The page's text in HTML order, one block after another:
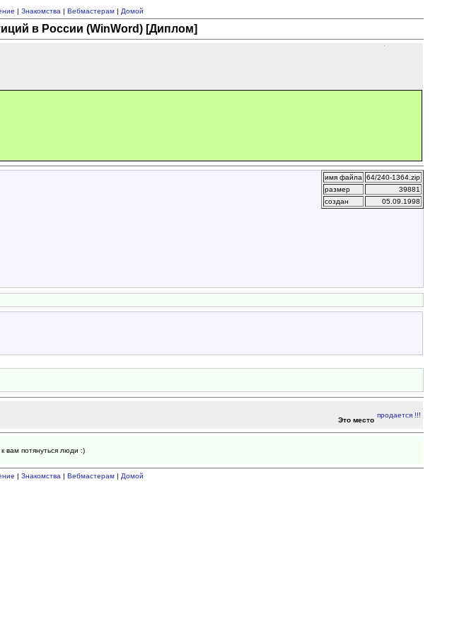
| Знакомства | Вебмастерам| Домой
в России (WinWord) [Диплом]
имя файла
64/240-1364.zip
размер
39881
создан
05.09.1998
Это место
вам потянуться люди :)
| Знакомства | Вебмастерам| Домой